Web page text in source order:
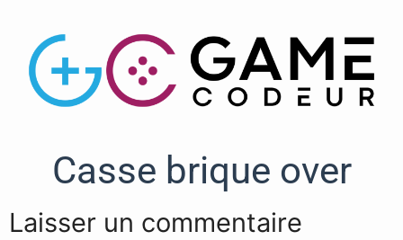
Casse brique over
Laisser un commentaire